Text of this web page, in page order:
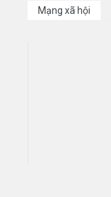
Mạng xã hội